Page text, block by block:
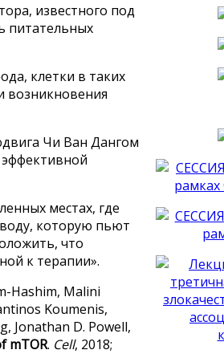
известного под
питательных
клетки в таких
возникновения
Чи Ван Дангом
местах, где
которую пьют
что
к терапии».
Hashim, Malini
Koumenis,
Jonathan D. Powell,
mTOR. Cell, 2018;